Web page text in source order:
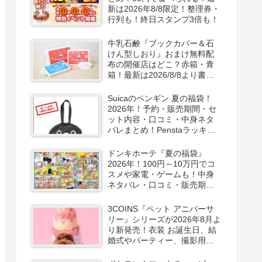
新は2026年8/8限定！整理券・
行列も！終日スタンプ3倍も！
牛乳石鹸『ブックカバー＆石
けん型しおり』おまけ無料配
布の開催店はどこ？赤箱・青
箱！最新は2026/8/8より書店
Suicaのペンギン 夏の福袋！
2026年！予約・販売期間・セ
ット内容・口コミ・中身ネタ
バレまとめ！Penstaラッキー
2026/8/8より新発売！
ドンキホーテ『夏の福袋』
2026年！100円～10万円でコ
スメや家電・ゲームも！中身
ネタバレ・口コミ・販売期
3COINS『ペット アニバーサ
リー』シリーズが2026年8月よ
り新発売！衣装 お誕生日、結
婚式やパーティー、撮影用グ